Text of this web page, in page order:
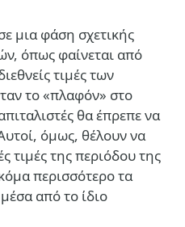
μια φάση σχετικής
όπως φαίνεται από
τιμές των
το «πλαφόν» στο
θα έπρεπε να
όμως, θέλουν να
τιμές της περιόδου της
περισσότερο τα
από το ίδιο